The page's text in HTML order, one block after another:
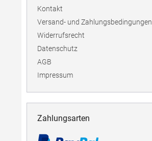
Kontakt
Versand- und Zahlungsbedingungen
Widerrufsrecht
Datenschutz
AGB
Impressum
Zahlungsarten